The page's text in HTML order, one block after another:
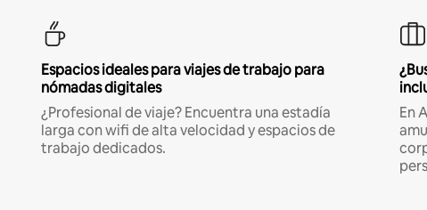
Espacios ideales para viajes de trabajo para
nómadas digitales
¿Profesional de viaje? Encuentra una estadía
larga con wifi de alta velocidad y espacios de
trabajo dedicados.
En